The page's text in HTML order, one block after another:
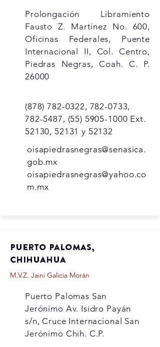
Prolongación Libramiento
Fausto Z. Martínez No. 600,
Oficinas Federales, Puente
Internacional II, Col. Centro,
Piedras Negras, Coah. C. P.
26000
(878) 782-0322, 782-0733,
782-5487, (55) 5905-1000 Ext.
52130, 52131 y 52132
oisapiedrasnegras@senasica.
gob.mx
oisapiedrasnegras@yahoo.co
m.mx
Puerto Palomas,
Chihuahua
M.V.Z. Jaini Galicia Morán
Puerto Palomas San
Jerónimo Av. Isidro Payán
s/n, Cruce Internacional San
Jerónimo Chih. C.P.